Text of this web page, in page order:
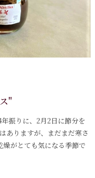
"
振りに、2月2日に節分を
ありますが、まだまだ寒さ
がとても気になる季節で